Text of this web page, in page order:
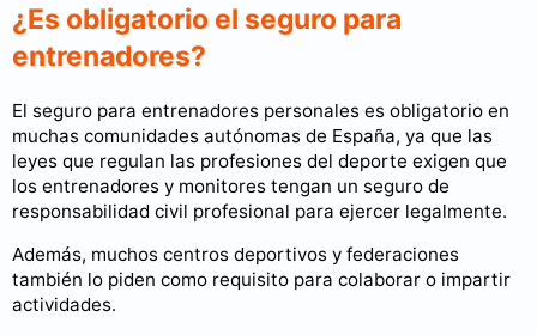
¿Es obligatorio el seguro para
entrenadores?
El seguro para entrenadores personales es obligatorio en
muchas comunidades autónomas de España, ya que las
leyes que regulan las profesiones del deporte exigen que
los entrenadores y monitores tengan un seguro de
responsabilidad civil profesional para ejercer legalmente.
Además, muchos centros deportivos y federaciones
también lo piden como requisito para colaborar o impartir
actividades.